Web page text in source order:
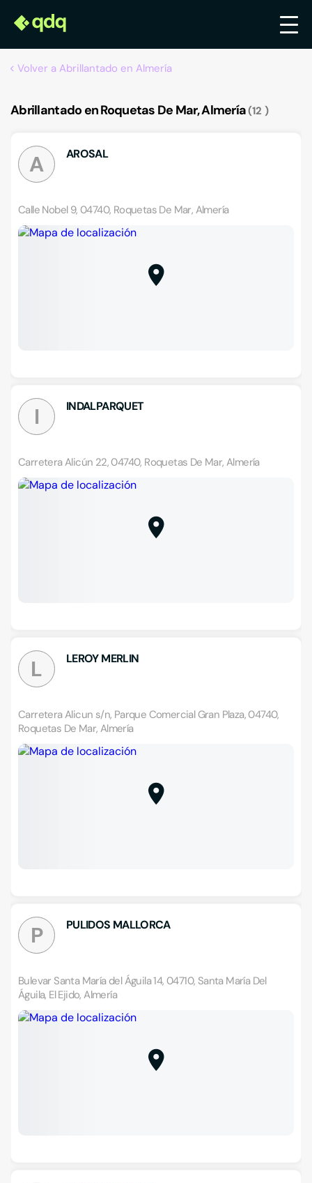
Volver a Abrillantado en Almería
Abrillantado en Roquetas De Mar, Almería 12
A AROSAL
Calle Nobel 9, 04740, Roquetas De Mar, Almería
I INDALPARQUET
Carretera Alicún 22, 04740, Roquetas De Mar, Almería
L LEROY MERLIN
Carretera Alicun s/n, Parque Comercial Gran Plaza, 04740,
Roquetas De Mar, Almería
P PULIDOS MALLORCA
Bulevar Santa María del Águila 14, 04710, Santa María Del
Águila, El Ejido, Almería